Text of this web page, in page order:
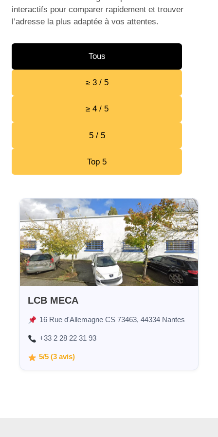
interactifs pour comparer rapidement et trouver
l’adresse la plus adaptée à vos attentes.
Tous
≥ 3 / 5
≥ 4 / 5
5 / 5
Top 5
LCB MECA
16 Rue d'Allemagne CS 73463, 44334 Nantes
+33 2 28 22 31 93
5/5 (3 avis)